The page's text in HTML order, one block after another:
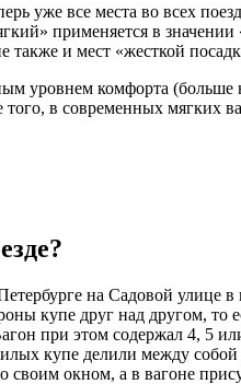
уже все места во всех
применяется в
также и мест «жесткой
уровнем комфорта
того, в современных
на Садовой улице в
купе друг над другом, то
при этом содержал 4, 5
купе делили между
окном, а в вагоне